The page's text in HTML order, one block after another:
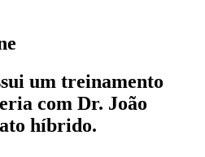
um treinamento
com Dr. João
híbrido.